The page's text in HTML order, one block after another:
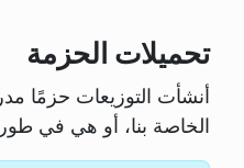
تحميلات الحزمة
أنشأت التوزيعات حزمًا
الخاصة بنا، أو هي في طور